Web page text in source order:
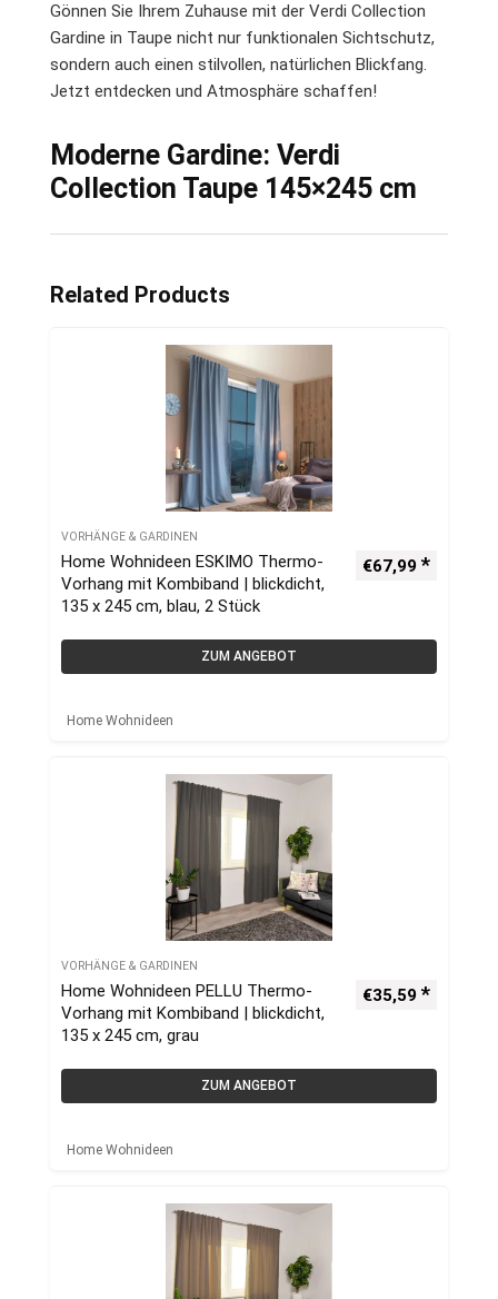
Gönnen Sie Ihrem Zuhause mit der Verdi Collection
Gardine in Taupe nicht nur funktionalen Sichtschutz,
sondern auch einen stilvollen, natürlichen Blickfang.
Jetzt entdecken und Atmosphäre schaffen!
Moderne Gardine: Verdi
Collection Taupe 145×245 cm
Related Products
VORHÄNGE & GARDINEN
Home Wohnideen ESKIMO Thermo-
Vorhang mit Kombiband | blickdicht,
135 x 245 cm, blau, 2 Stück
€67,99
ZUM ANGEBOT
Home Wohnideen
VORHÄNGE & GARDINEN
Home Wohnideen PELLU Thermo-
Vorhang mit Kombiband | blickdicht,
135 x 245 cm, grau
€35,59
ZUM ANGEBOT
Home Wohnideen